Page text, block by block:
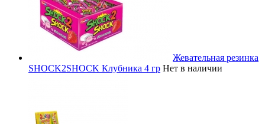
Жевательная резинка
SHOCK2SHOCK Клубника 4 гр Нет в наличии